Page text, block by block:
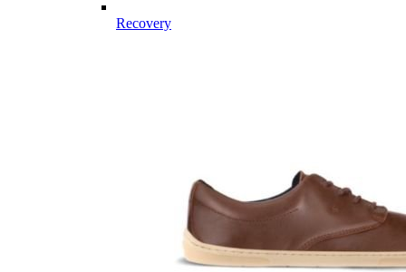
Recovery